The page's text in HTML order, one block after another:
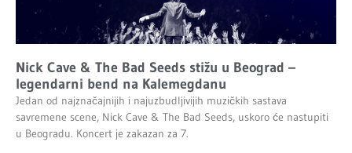
Nick Cave & The Bad Seeds stižu u Beograd –
legendarni bend na Kalemegdanu
Jedan od najznačajnijih i najuzbudljivijih muzičkih sastava
savremene scene, Nick Cave & The Bad Seeds, uskoro će nastupiti
u Beogradu. Koncert je zakazan za 7.